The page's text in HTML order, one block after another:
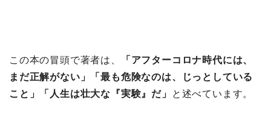
この本の冒頭で著者は、
「アフターコロナ時代には、
まだ正解がない」「最も危険なのは、じっとしている
こと」「人生は壮大な『実験』だ」
と述べています。